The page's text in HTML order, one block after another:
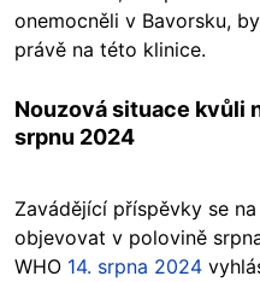
onemocněli v Bavorsku,
právě na této klinice.
Nouzová situace kvůli
srpnu 2024
Zavádějící příspěvky se
objevovat v polovině
WHO 14. srpna 2024